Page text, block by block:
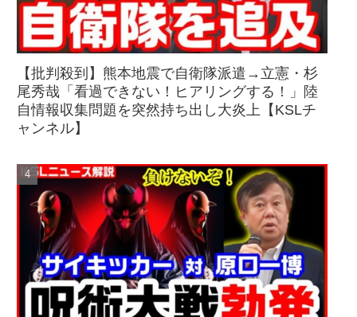
【批判殺到】熊本地震で自衛隊派遣→立憲・杉
尾秀哉「看過できない！ヒアリングする！」陸
自情報収集問題を突然持ち出し大炎上【KSLチ
ャンネル】